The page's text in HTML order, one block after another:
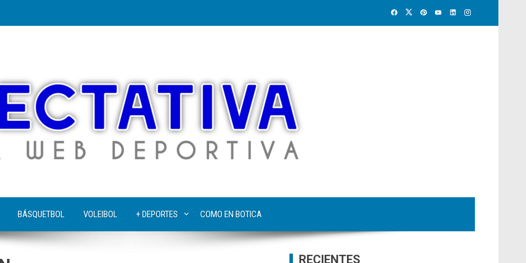
BÁSQUETBOL VOLEIBOL + DEPORTES COMO EN BOTICA
RECIENTES